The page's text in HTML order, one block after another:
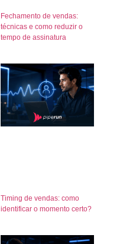
Fechamento de vendas:
técnicas e como reduzir o
tempo de assinatura
Timing de vendas: como
identificar o momento certo?